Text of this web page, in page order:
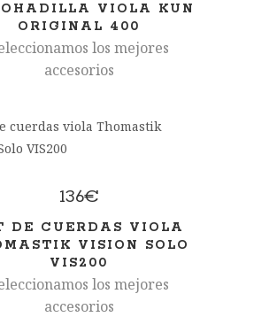
VIOLA KUN
ORIGINAL 400
los mejores
accesorios
136€
DE CUERDAS VIOLA
VISION SOLO
VIS200
los mejores
accesorios